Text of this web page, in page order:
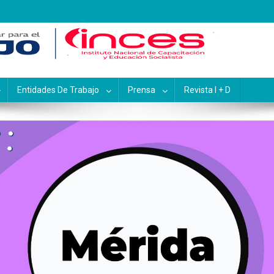
y Educación
Entidades De Trabajo Prensa Revista I + D